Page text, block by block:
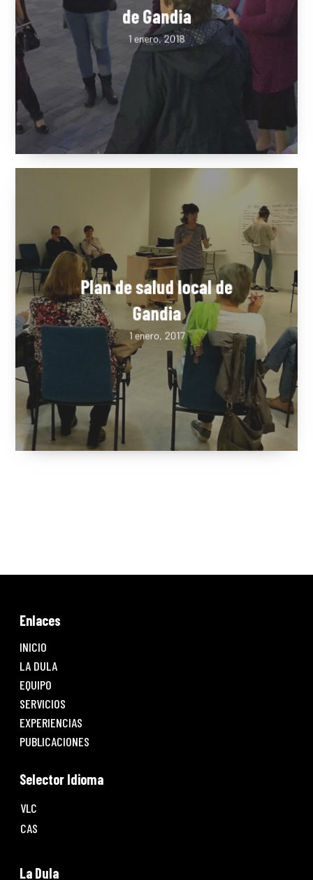
Acciones del Plan de Salud
de Gandia
Plan de salud local de
Gandia
1 enero, 2017
Enlaces
INICIO
LA DULA
EQUIPO
SERVICIOS
EXPERIENCIAS
PUBLICACIONES
Selector Idioma
VLC
CAS
La Dula